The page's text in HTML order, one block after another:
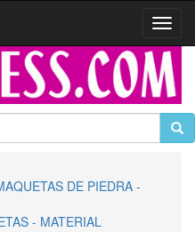
DE PIEDRA -
- MATERIAL